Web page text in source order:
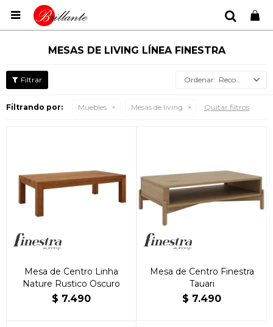

MESAS DE LIVING LÍNEA FINESTRA
Recomendados
Filtrando por: Muebles Mesas de living Quitar filtros
Mesa de Centro Linha
Nature Rustico Oscuro
$ 7.490
Mesa de Centro Finestra
Tauari
$ 7.490